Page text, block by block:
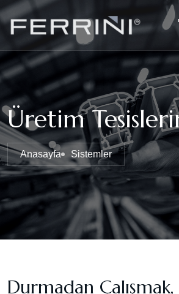
Üretim
Anasayfa Sistemler
Durmadan